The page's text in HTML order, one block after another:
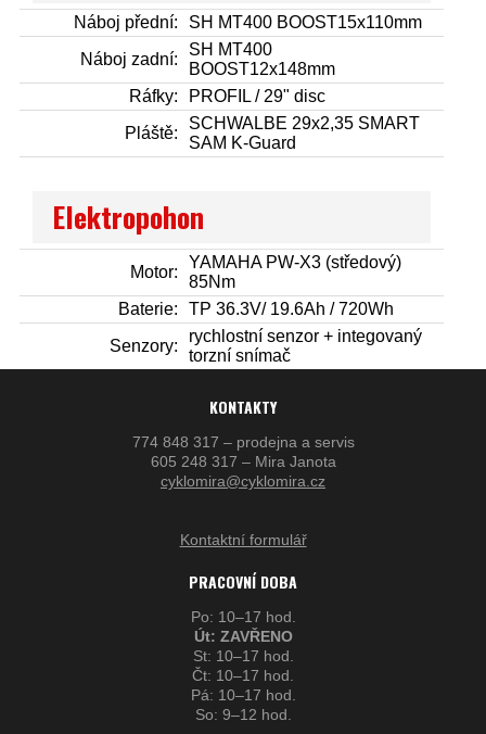
Náboj přední:
SH MT400 BOOST15x110mm
Náboj zadní:
SH MT400
BOOST12x148mm
Ráfky:
PROFIL / 29" disc
Pláště:
SCHWALBE 29x2,35 SMART
SAM K-Guard
Elektropohon
Motor:
YAMAHA PW-X3 (středový)
85Nm
Baterie:
TP 36.3V/ 19.6Ah / 720Wh
Senzory:
rychlostní senzor + integovaný
torzní snímač
KONTAKTY
774 848 317 – prodejna a servis
605 248 317 – Mira Janota
cyklomira@cyklomira.cz
Kontaktní formulář
PRACOVNÍ DOBA
Po: 10–17 hod.
Út: ZAVŘENO
St: 10–17 hod.
Čt: 10–17 hod.
Pá: 10–17 hod.
So: 9–12 hod.